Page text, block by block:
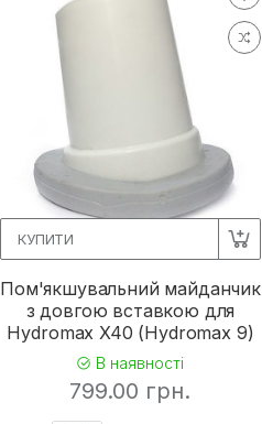
КУПИТИ
Пом'якшувальний майданчик
з довгою вставкою для
Hydromax X40 (Hydromax 9)
В наявності
799.00 грн.